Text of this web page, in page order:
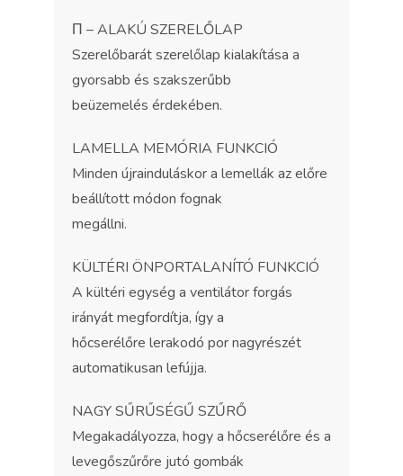
Π – ALAKÚ SZERELŐLAP
Szerelőbarát szerelőlap kialakítása a
gyorsabb és szakszerűbb
beüzemelés érdekében.
LAMELLA MEMÓRIA FUNKCIÓ
Minden újrainduláskor a lemellák az előre
beállított módon fognak
megállni.
KÜLTÉRI ÖNPORTALANÍTÓ FUNKCIÓ
A kültéri egység a ventilátor forgás
irányát megfordítja, így a
hőcserélőre lerakodó por nagyrészét
automatikusan lefújja.
NAGY SŰRŰSÉGŰ SZŰRŐ
Megakadályozza, hogy a hőcserélőre és a
levegőszűrőre jutó gombák